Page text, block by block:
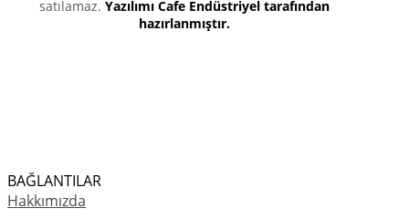
satılamaz.Yazılımı Cafe Endüstriyel tarafından
hazırlanmıştır.
BAĞLANTILAR
Hakkımızda